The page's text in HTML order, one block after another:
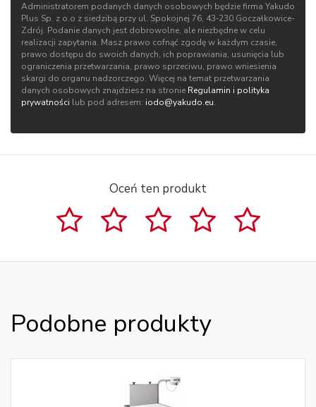
Administratorem podanych danych osobowych będzie firma Yakudo
Plus Sp. z o.o z siedzibą przy ul. Spokojnej 76, 43‑230 Goczałkowice-
Zdrój. Podanie danych jest dobrowolne, ale niezbędne w celu
realizacji zapytania. Masz prawo cofnąć zgodę w każdym czasie,
prawo dostępu do swoich danych, ich poprawiania, usunięcia lub
ograniczenia przetwarzania, prawo sprzeciwu, prawo wniesienia
skargi do organu nadzorczego. Więcej na temat przetwarzania
danych osobowych znajdziesz na stronie Regulamin i polityka
prywatności lub pod adresem: iodo@yakudo.eu.
Oceń ten produkt
Podobne produkty